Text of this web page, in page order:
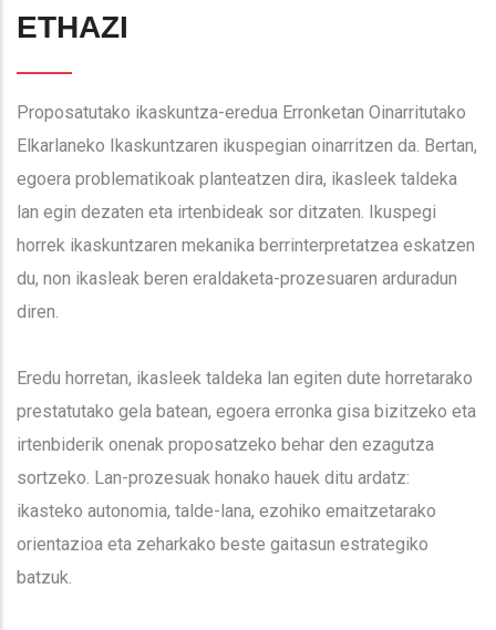
ETHAZI
Proposatutako ikaskuntza-eredua Erronketan Oinarritutako
Elkarlaneko Ikaskuntzaren ikuspegian oinarritzen da. Bertan,
egoera problematikoak planteatzen dira, ikasleek taldeka
lan egin dezaten eta irtenbideak sor ditzaten. Ikuspegi
horrek ikaskuntzaren mekanika berrinterpretatzea eskatzen
du, non ikasleak beren eraldaketa-prozesuaren arduradun
diren.
Eredu horretan, ikasleek taldeka lan egiten dute horretarako
prestatutako gela batean, egoera erronka gisa bizitzeko eta
irtenbiderik onenak proposatzeko behar den ezagutza
sortzeko. Lan-prozesuak honako hauek ditu ardatz:
ikasteko autonomia, talde-lana, ezohiko emaitzetarako
orientazioa eta zeharkako beste gaitasun estrategiko
batzuk.